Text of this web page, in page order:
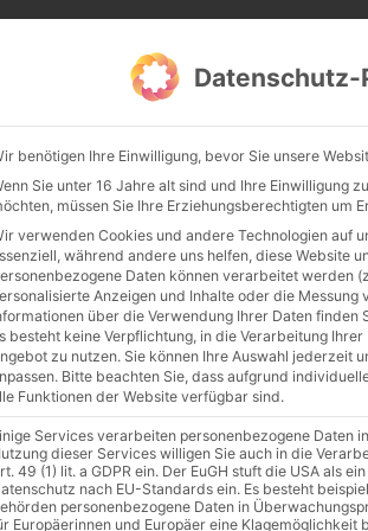
Serious Gaming
mehr
Datenschutz-
benötigen Ihre Einwilligung, bevor Sie unsere
Sie unter 16 Jahre alt sind und Ihre Einwilligung
müssen Sie Ihre Erziehungsberechtigten um
verwenden Cookies und andere Technologien auf
während andere uns helfen, diese Website
Daten können verarbeitet werden
Anzeigen und Inhalte oder die Messung
über die Verwendung Ihrer Daten finden
besteht keine Verpflichtung, in die Verarbeitung
zu nutzen. Sie können Ihre Auswahl jederzeit
Bitte beachten Sie, dass aufgrund
Funktionen der Website verfügbar sind.
Services verarbeiten personenbezogene Daten
dieser Services willigen Sie auch in die
49 (1) lit. a GDPR ein. Der EuGH stuft die USA als
nach EU-Standards ein. Es besteht
personenbezogene Daten in
Europäerinnen und Europäer eine Klagemöglichkeit